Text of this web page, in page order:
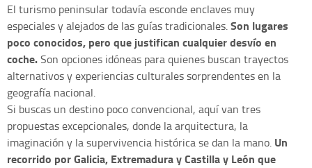
El turismo peninsular todavía esconde enclaves muy
especiales y alejados de las guías tradicionales.Son lugares
poco conocidos, pero que justifican cualquier desvío en
coche.Son opciones idóneas para quienes buscan trayectos
alternativos y experiencias culturales sorprendentes en la
geografía nacional.
Si buscas un destino poco convencional, aquí van tres
propuestas excepcionales, donde la arquitectura, la
imaginación y la supervivencia histórica se dan la mano. Un
recorrido por Galicia, Extremadura y Castilla y León que